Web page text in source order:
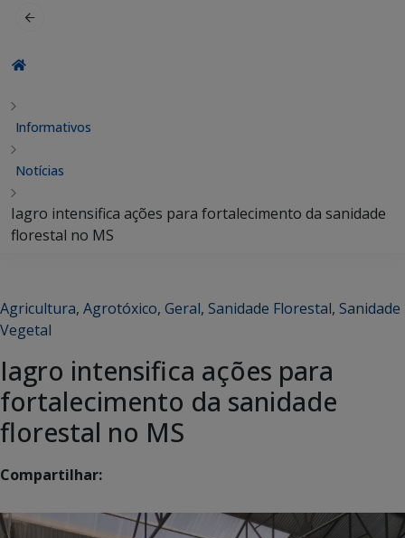
Informativos
Notícias
Iagro intensifica ações para fortalecimento da sanidade
florestal no MS
Agricultura, Agrotóxico, Geral, Sanidade Florestal, Sanidade
Vegetal
Iagro intensifica ações para
fortalecimento da sanidade
florestal no MS
Compartilhar: